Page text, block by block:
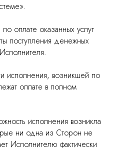
оплате оказанных услуг
поступления денежных
исполнения, возникшей по
оплате в полном
исполнения возникла
ни одна из Сторон не
Исполнителю фактически